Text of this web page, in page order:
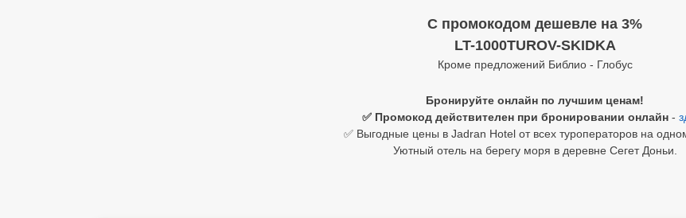
C промокодом дешевле на 3%
LT-1000TUROV-SKIDKA
Кроме предложений Библио - Глобус
Бронируйте онлайн по лучшим ценам!
✅ Промокод действителен при бронировании онлайн -
✅ Выгодные цены в Jadran Hotel от всех туроператоров на
Уютный отель на берегу моря в деревне Сегет Доньи.